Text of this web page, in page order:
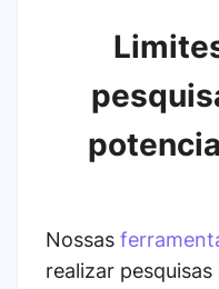
Nossas
realizar pesquisas